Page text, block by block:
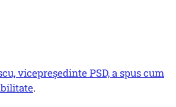
vicepreşedinte PSD, a spus cum
.